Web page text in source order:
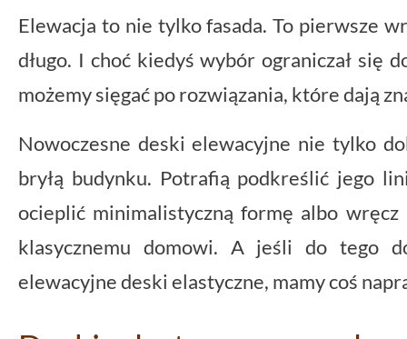
Elewacja to nie tylko fasada. To pierwsze
długo. I choć kiedyś wybór ograniczał się
możemy sięgać po rozwiązania, które dają
Nowoczesne deski elewacyjne nie tylko
bryłą budynku. Potrafią podkreślić jego
ocieplić minimalistyczną formę albo
klasycznemu domowi. A jeśli do tego
elewacyjne deski elastyczne, mamy coś